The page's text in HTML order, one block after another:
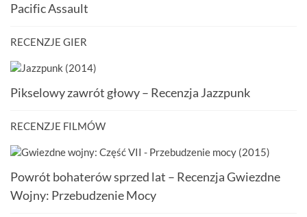
Pacific Assault
RECENZJE GIER
Pikselowy zawrót głowy – Recenzja Jazzpunk
RECENZJE FILMÓW
Powrót bohaterów sprzed lat – Recenzja Gwiezdne
Wojny: Przebudzenie Mocy